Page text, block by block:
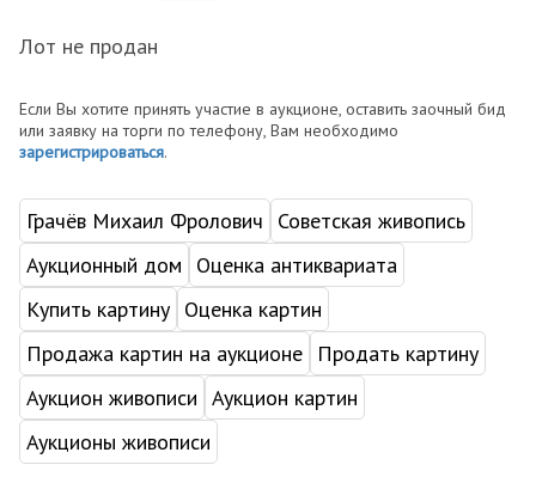
Лот не продан
Если Вы хотите принять участие в аукционе, оставить заочный бид
или заявку на торги по телефону, Вам необходимо
зарегистрироваться.
Грачёв Михаил Фролович
Советская живопись
Аукционный дом
Оценка антиквариата
Купить картину Оценка картин
Продажа картин на аукционе
Продать картину
Аукцион живописи Аукцион картин
Аукционы живописи